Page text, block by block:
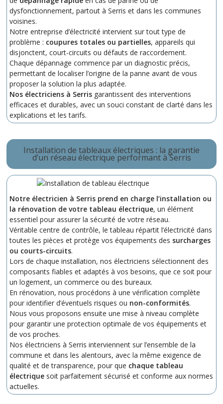
dysfonctionnement, partout à Serris et dans les communes
voisines.
Notre entreprise d’électricité intervient sur tout type de
problème : coupures totales ou partielles, appareils qui
disjonctent, court-circuits ou défauts de raccordement.
Chaque dépannage commence par un diagnostic précis,
permettant de localiser l’origine de la panne avant de vous
proposer la solution la plus adaptée.
Nos électriciens à Serris garantissent des interventions
efficaces et durables, avec un souci constant de clarté dans les
explications et les tarifs.
Installation de tableaux électriques : la garantie
d’un réseau électrique performant à Serris
Notre électricien à Serris prend en charge l’installation ou
la rénovation de votre tableau électrique, un élément
essentiel pour assurer la sécurité de votre réseau.
Véritable centre de contrôle, le tableau répartit l’électricité dans
toutes les pièces et protège vos équipements des surcharges
ou courts-circuits.
Lors de chaque installation, nos électriciens sélectionnent des
composants fiables et adaptés à vos besoins, que ce soit pour
un logement, un commerce ou des bureaux.
En rénovation, nous procédons à une vérification complète
pour identifier d’éventuels risques ou non-conformités.
Nous vous proposons ensuite une mise à niveau complète
pour garantir une protection optimale de vos équipements et
de vos proches.
Nos électriciens à Serris interviennent sur l’ensemble de la
commune et dans les alentours, avec la même exigence de
qualité et de transparence, pour que chaque tableau
électrique soit parfaitement sécurisé et conforme aux normes
actuelles.